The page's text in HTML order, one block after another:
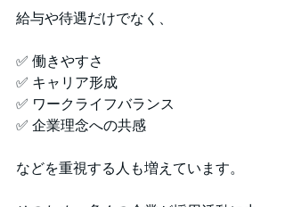
給与や待遇だけでなく、
✅ 働きやすさ
✅ キャリア形成
✅ ワークライフバランス
✅ 企業理念への共感
などを重視する人も増えています。